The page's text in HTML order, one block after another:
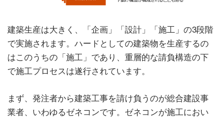
建築生産は大きく、「企画」「設計」「施工」の3段階
で実施されます。ハードとしての建築物を生産するの
はこのうちの「施工」であり、重層的な請負構造の下
で施工プロセスは遂行されています。
まず、発注者から建築工事を請け負うのが総合建設事
業者、いわゆるゼネコンです。ゼネコンが施工におい